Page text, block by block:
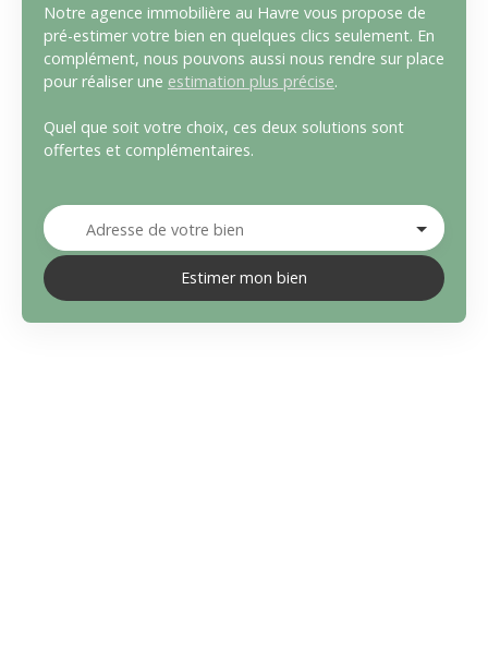
Notre agence immobilière au Havre vous propose de
pré-estimer votre bien en quelques clics seulement. En
complément, nous pouvons aussi nous rendre sur place
pour réaliser une estimation plus précise.
Quel que soit votre choix, ces deux solutions sont
offertes et complémentaires.
Adresse de votre bien
Estimer mon bien